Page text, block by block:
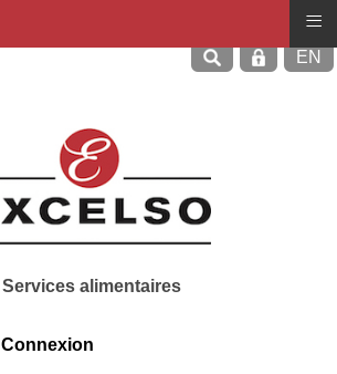
EN
Services alimentaires
Connexion
≡